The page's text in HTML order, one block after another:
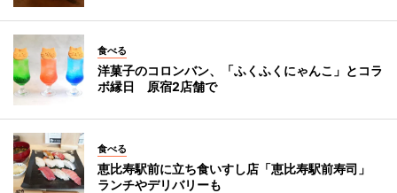
食べる
洋菓子のコロンバン、「ふくふくにゃんこ」とコラ
ボ縁日 原宿2店舗で
食べる
恵比寿駅前に立ち食いすし店「恵比寿駅前寿司」
ランチやデリバリーも